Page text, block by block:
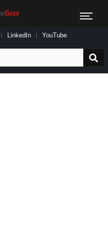
LinkedIn YouTube